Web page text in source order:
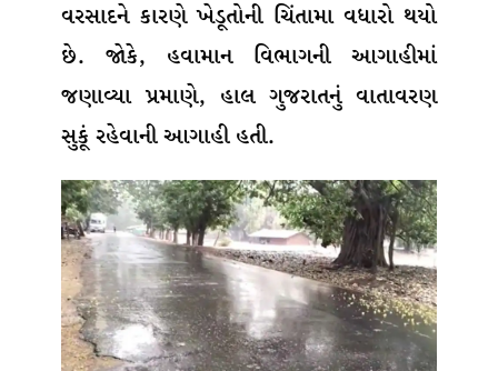
વરસાદને કારણે ખેડૂતોની ચિંતામા વધારો થયો
છે. જોકે, હવામાન વિભાગની આગાહીમાં
જણાવ્યા પ્રમાણે, હાલ ગુજરાતનું વાતાવરણ
સુકૂં રહેવાની આગાહી હતી.